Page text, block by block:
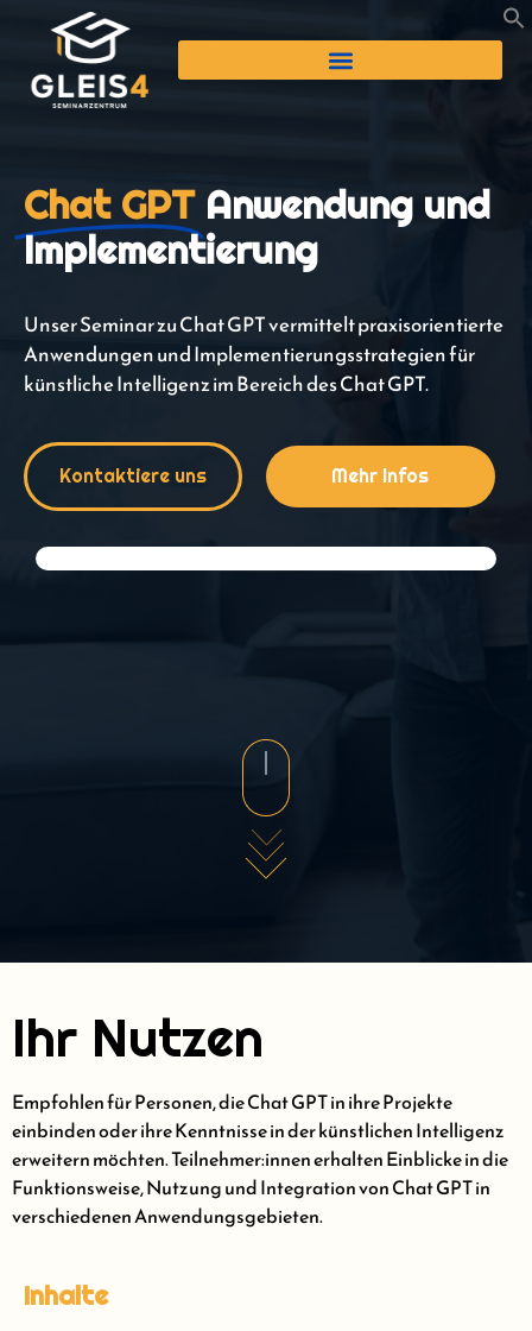
Chat GPT Anwendung und
Implementierung
Unser Seminar zu Chat GPT vermittelt praxisorientierte
Anwendungen und Implementierungsstrategien für
künstliche Intelligenz im Bereich des Chat GPT.
Mehr Infos
Kontaktiere uns
Ihr Nutzen
Empfohlen für Personen, die Chat GPT in ihre Projekte
einbinden oder ihre Kenntnisse in der künstlichen Intelligenz
erweitern möchten. Teilnehmer:innen erhalten Einblicke in die
Funktionsweise, Nutzung und Integration von Chat GPT in
verschiedenen Anwendungsgebieten.
Inhalte